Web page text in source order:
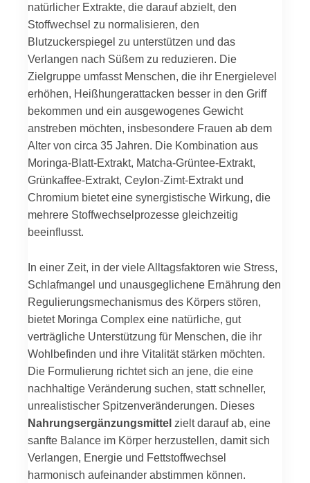
natürlicher Extrakte, die darauf abzielt, den
Stoffwechsel zu normalisieren, den
Blutzuckerspiegel zu unterstützen und das
Verlangen nach Süßem zu reduzieren. Die
Zielgruppe umfasst Menschen, die ihr Energielevel
erhöhen, Heißhungerattacken besser in den Griff
bekommen und ein ausgewogenes Gewicht
anstreben möchten, insbesondere Frauen ab dem
Alter von circa 35 Jahren. Die Kombination aus
Moringa-Blatt-Extrakt, Matcha-Grüntee-Extrakt,
Grünkaffee-Extrakt, Ceylon-Zimt-Extrakt und
Chromium bietet eine synergistische Wirkung, die
mehrere Stoffwechselprozesse gleichzeitig
beeinflusst.
In einer Zeit, in der viele Alltagsfaktoren wie Stress,
Schlafmangel und unausgeglichene Ernährung den
Regulierungsmechanismus des Körpers stören,
bietet Moringa Complex eine natürliche, gut
verträgliche Unterstützung für Menschen, die ihr
Wohlbefinden und ihre Vitalität stärken möchten.
Die Formulierung richtet sich an jene, die eine
nachhaltige Veränderung suchen, statt schneller,
unrealistischer Spitzenveränderungen. Dieses
Nahrungsergänzungsmittel zielt darauf ab, eine
sanfte Balance im Körper herzustellen, damit sich
Verlangen, Energie und Fettstoffwechsel
harmonisch aufeinander abstimmen können.